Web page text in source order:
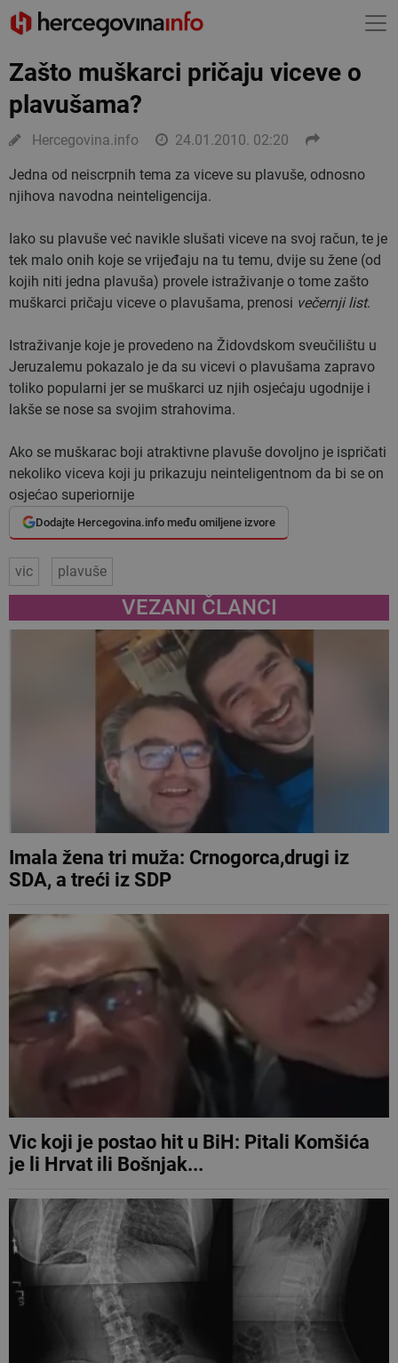
Zašto muškarci pričaju viceve o
plavušama?
Hercegovina.info 24.01.2010. 02:20
Jedna od neiscrpnih tema za viceve su plavuše, odnosno
njihova navodna neinteligencija.
Iako su plavuše već navikle slušati viceve na svoj račun, te je
tek malo onih koje se vrijeđaju na tu temu, dvije su žene (od
kojih niti jedna plavuša) provele istraživanje o tome zašto
muškarci pričaju viceve o plavušama, prenosi večernji list.
Istraživanje koje je provedeno na Židovdskom sveučilištu u
Jeruzalemu pokazalo je da su vicevi o plavušama zapravo
toliko popularni jer se muškarci uz njih osjećaju ugodnije i
lakše se nose sa svojim strahovima.
Ako se muškarac boji atraktivne plavuše dovoljno je ispričati
nekoliko viceva koji ju prikazuju neinteligentnom da bi se on
osjećao superiornije
Dodajte Hercegovina.info među omiljene izvore
vic plavuše
VEZANI ČLANCI
Imala žena tri muža: Crnogorca,drugi iz
SDA, a treći iz SDP
Vic koji je postao hit u BiH: Pitali Komšića
je li Hrvat ili Bošnjak...